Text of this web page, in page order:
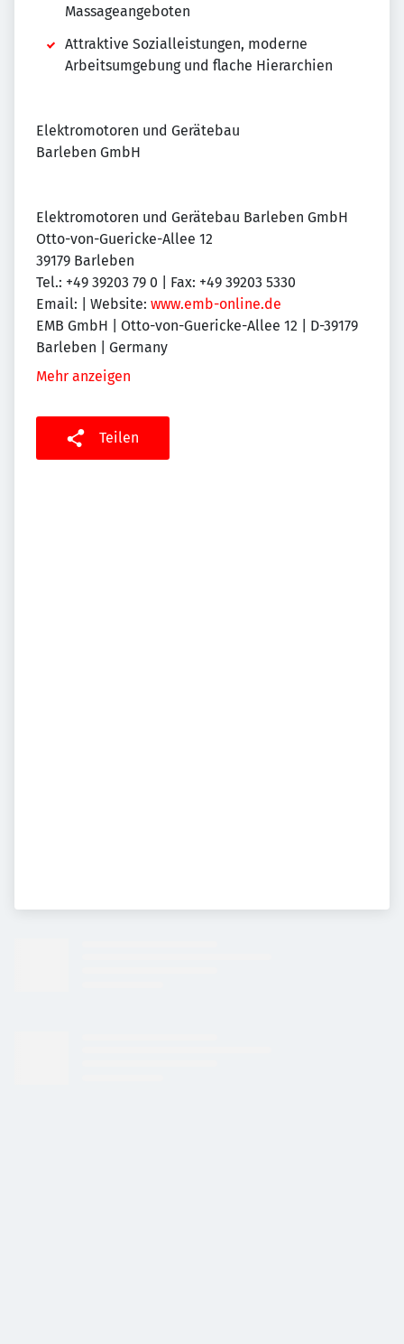
Massageangeboten
Attraktive Sozialleistungen, moderne
Arbeitsumgebung und flache Hierarchien
Elektromotoren und Gerätebau
Barleben GmbH
Elektromotoren und Gerätebau Barleben GmbH
Otto-von-Guericke-Allee 12
39179 Barleben
Tel.: +49 39203 79 0 | Fax: +49 39203 5330
Email:
| Website: www.emb-online.de
EMB GmbH | Otto-von-Guericke-Allee 12 | D-39179
Barleben | Germany
Mehr anzeigen
Teilen